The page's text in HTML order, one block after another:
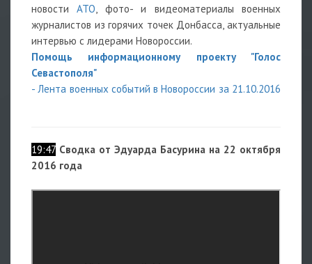
новостиАТО , фото- и видеоматериалы военных
журналистов из горячих точек Донбасса, актуальные
интервью с лидерами Новороссии.
Помощь информационному проекту "Голос
Севастополя"
- Лента военных событий в Новороссии за 21.10.2016
19:47 Сводка от Эдуарда Басурина на 22 октября
2016 года